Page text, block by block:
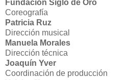
Fundación Siglo de Oro
Coreografía
Patricia Ruz
Dirección musical
Manuela Morales
Dirección técnica
Joaquín Yver
Coordinación de producción